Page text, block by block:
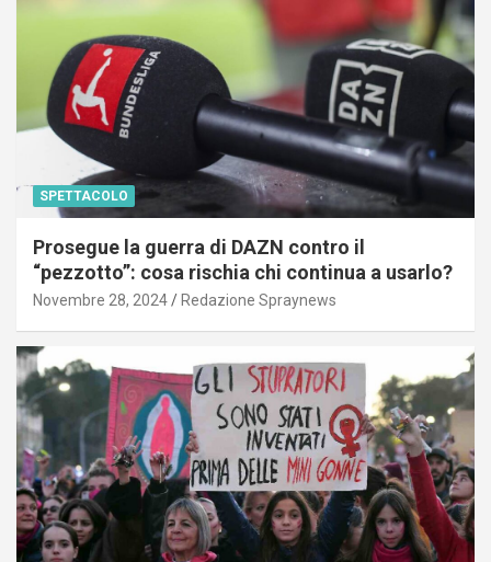
SPETTACOLO
Prosegue la guerra di DAZN contro il
“pezzotto”: cosa rischia chi continua a usarlo?
Novembre 28, 2024 Redazione Spraynews